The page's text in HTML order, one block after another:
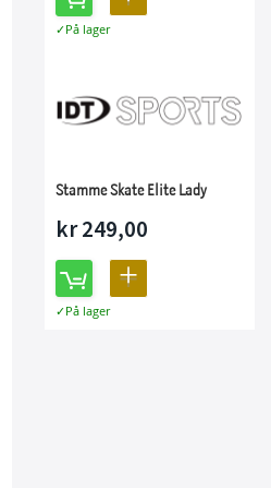
På lager
Stamme Skate Elite Lady
kr 249,00
LEGG
På lager